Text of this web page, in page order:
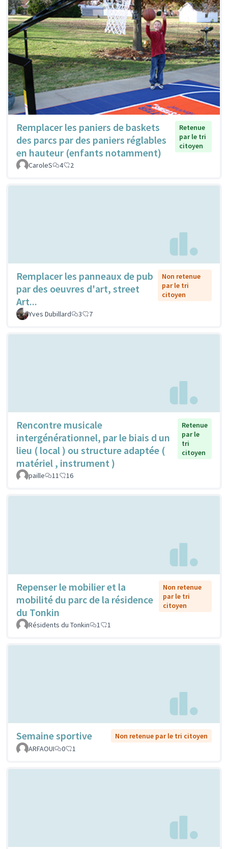
Remplacer les paniers de baskets
des parcs par des paniers réglables
en hauteur (enfants notamment)
Retenue
par le tri
citoyen
CaroleS 4 2
Remplacer les panneaux de pub
par des oeuvres d'art, street
Art...
Non retenue
par le tri
citoyen
Yves Dubillard 3 7
Rencontre musicale
intergénérationnel, par le biais d un
lieu ( local ) ou structure adaptée (
matériel , instrument )
Retenue
par le
tri
citoyen
paille 11 16
Repenser le mobilier et la
mobilité du parc de la résidence
du Tonkin
Non retenue
par le tri
citoyen
Résidents du Tonkin 1 1
Semaine sportive
Non retenue par le tri citoyen
ARFAOUI
0 1